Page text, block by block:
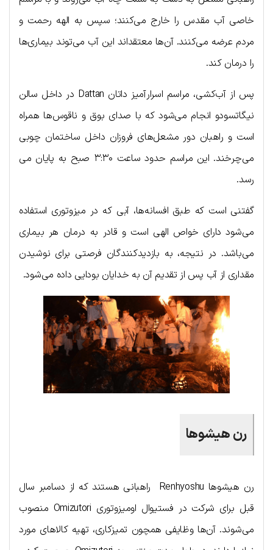
خاصی آب مقدس را خارج می‌کنند؛ سپس به الهه رحمت و
مردم عرضه می‌کنند. آن‌ها معتقداند این آب می‌توند بیماری‌ها
را درمان کند.
پس از آب‌کشی، مراسم اسرارآمیز داتان Dattan در داخل سالن
نیگاتسودو انجام می‌شود که با صدای بوق و ناقوس‌ها همراه
است و راهبان دور مشعل‌های فروزان داخل ساختمان چوبی
می‌چرخند. این مراسم حدود ساعت ۳:۳۰ صبح به پایان می
رسد.
گفتنی است که طبق افسانه‌ها، آبی که در میزوتوری استفاده
می‌شود دارای خواص الهی است و قادر به درمان هر بیماری
می‌باشد. در نتیجه، به بازدیدکنندگان فرصتی برای نوشیدن
مقداری از آب پس از تقدیم آن به خدایان بودایی داده می‌شود.
رن هیشو‌ها
رن هیشوها Renhyoshu راهبانی هستند که از دسامبر سال
قبل برای شرکت در فستیوال اومیزوتوری Omizutori منصوب
می‌شوند. آن‌ها وظایفی همچون تمیزکاری، تهیه کالاهای مورد